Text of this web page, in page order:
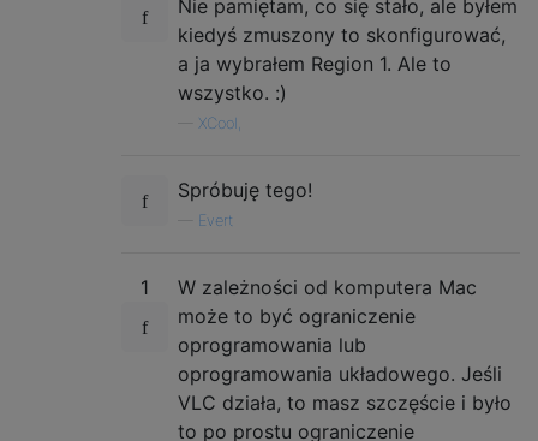
Nie pamiętam, co się stało, ale byłem
kiedyś zmuszony to skonfigurować,
a ja wybrałem Region 1. Ale to
wszystko. :)
XCool,
Spróbuję tego!
Evert
1
W zależności od komputera Mac
może to być ograniczenie
oprogramowania lub
oprogramowania układowego. Jeśli
VLC działa, to masz szczęście i było
to po prostu ograniczenie